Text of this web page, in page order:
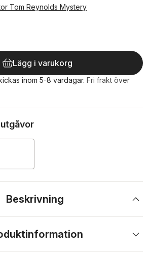
Tom Reynolds Mystery
antal röster:
Lägg i varukorg
inom 5-8 vardagar. Fri frakt över
Beskrivning